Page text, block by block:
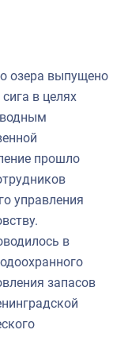
озера выпущено
в целях
водным
прошло
управления
в
запасов